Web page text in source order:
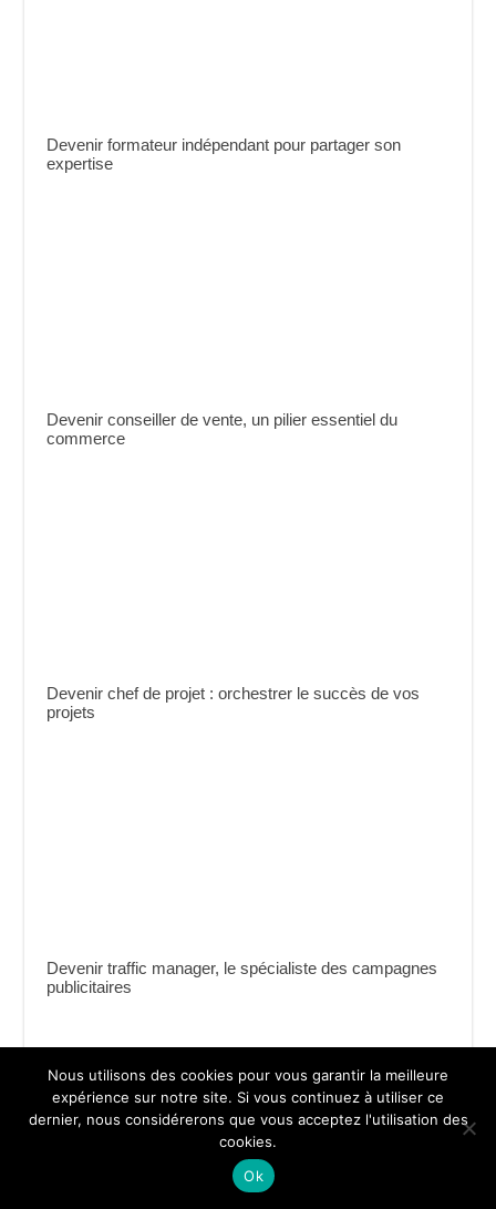
Devenir formateur indépendant pour partager son
expertise
Devenir conseiller de vente, un pilier essentiel du
commerce
Devenir chef de projet : orchestrer le succès de vos
projets
Devenir traffic manager, le spécialiste des campagnes
publicitaires
Nous utilisons des cookies pour vous garantir la meilleure
expérience sur notre site. Si vous continuez à utiliser ce
dernier, nous considérerons que vous acceptez l'utilisation des
cookies.
Ok